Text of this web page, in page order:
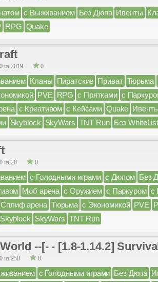
с Выживанием Без Дюпа Ивенты
RPG Quake
из 2019 0
Кланы Пиратские Приват Тюрьма
PVE RPG с Прятками с
с Креативом с Кейсами Quake
Skyblock SkyWars TNT Run Без WhiteList
из 20 0
с Голодными играми с Дюпом Без
Моб арена с Оружием с Паркуром с
Сплиф арена Тюрьма с Экономикой PVE
Skyblock SkyWars TNT Run
--[- - [1.8-1.14.2]
из 250 0
с Голодными играми Без Дюпа